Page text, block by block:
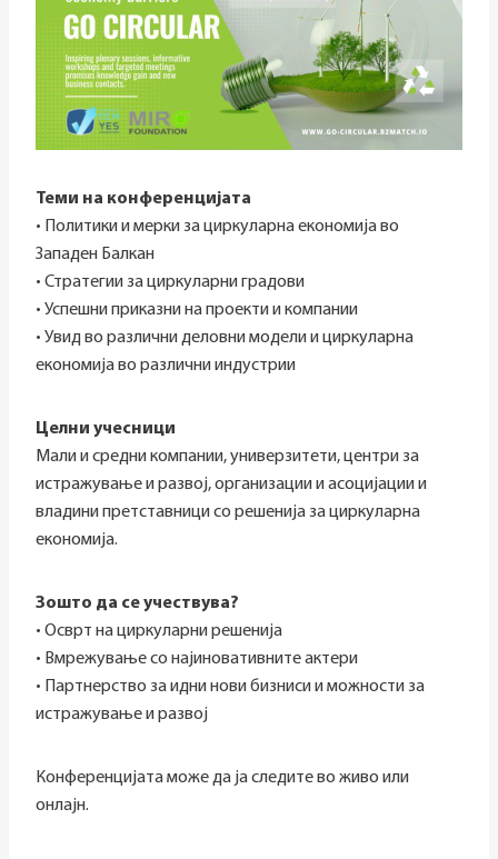
Теми на конференцијата
• Политики и мерки за циркуларна економија во
Западен Балкан
• Стратегии за циркуларни градови
• Успешни приказни на проекти и компании
• Увид во различни деловни модели и циркуларна
економија во различни индустрии
Целни учесници
Мали и средни компании, универзитети, центри за
истражување и развој, организации и асоцијации и
владини претставници со решенија за циркуларна
економија.
Зошто да се учествува?
• Осврт на циркуларни решенија
• Вмрежување со најиновативните актери
• Партнерство за идни нови бизниси и можности за
истражување и развој
Конференцијата може да ја следите во живо или
онлајн.